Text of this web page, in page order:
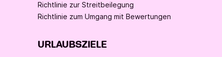
Richtlinie zur Streitbeilegung
Richtlinie zum Umgang mit Bewertungen
URLAUBSZIELE